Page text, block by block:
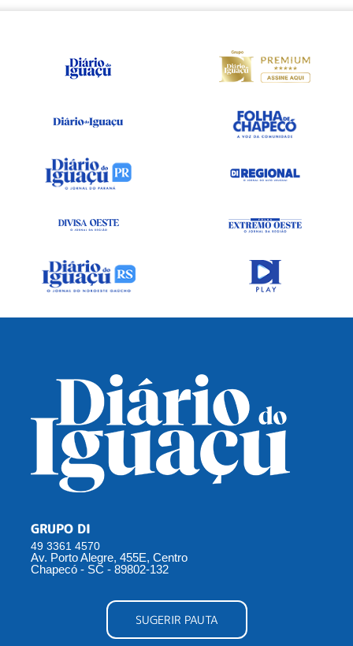
GRUPO DI
49 3361 4570
Av. Porto Alegre, 455E, Centro
Chapecó - SC - 89802-132
SUGERIR PAUTA